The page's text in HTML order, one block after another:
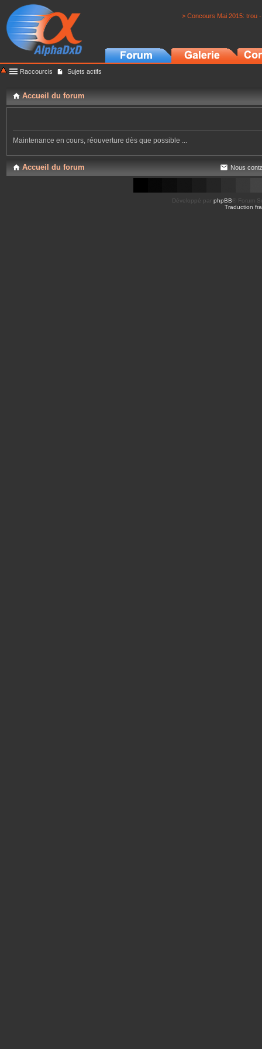
> Concours Mai 2015: trou
Raccourcis Sujets actifs
Accueil du forum
Maintenance en cours, réouverture dès que possible ...
Accueil du forum Nous
Développé par phpBB ® Forum
Traduction